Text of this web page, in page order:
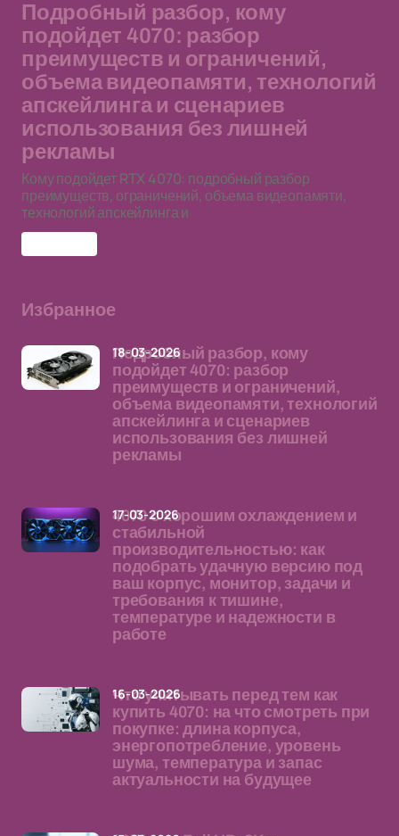
Подробный разбор, кому
подойдет 4070: разбор
преимуществ и ограничений,
объема видеопамяти, технологий
апскейлинга и сценариев
использования без лишней
рекламы
Кому подойдет RTX 4070: подробный разбор
преимуществ, ограничений, объема видеопамяти,
технологий апскейлинга и
Избранное
Подробный разбор, кому
подойдет 4070: разбор
преимуществ и ограничений,
объема видеопамяти, технологий
апскейлинга и сценариев
использования без лишней
рекламы
18-03-2026
4070 с хорошим охлаждением и
стабильной
производительностью: как
подобрать удачную версию под
ваш корпус, монитор, задачи и
требования к тишине,
температуре и надежности в
работе
17-03-2026
Что учитывать перед тем как
купить 4070: на что смотреть при
покупке: длина корпуса,
энергопотребление, уровень
шума, температура и запас
актуальности на будущее
16-03-2026